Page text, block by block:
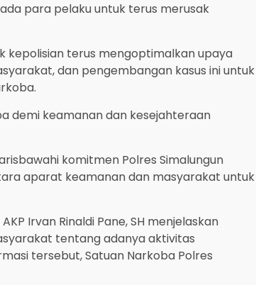
para pelaku untuk terus merusak
kepolisian terus mengoptimalkan upaya
dan pengembangan kasus ini untuk
demi keamanan dan kesejahteraan
komitmen Polres Simalungun
aparat keamanan dan masyarakat untuk
Irvan Rinaldi Pane, SH menjelaskan
tentang adanya aktivitas
tersebut, Satuan Narkoba Polres